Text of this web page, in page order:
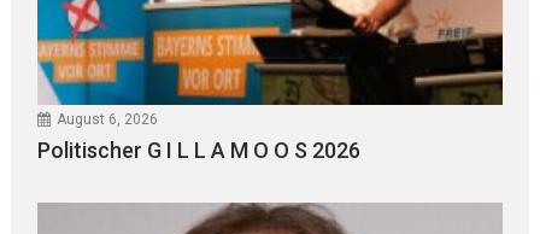
August 6, 2026
Politischer G I L L A M O O S 2026